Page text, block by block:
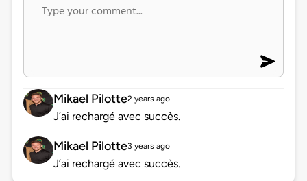
Mikael Pilotte2 years ago
J’ai rechargé avec succès.
Mikael Pilotte3 years ago
J’ai rechargé avec succès.